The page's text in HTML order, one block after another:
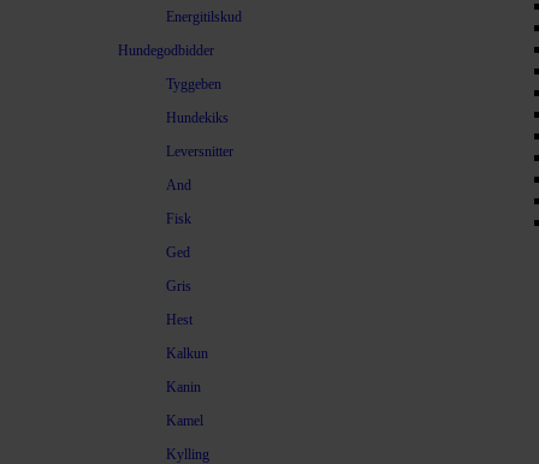
Energitilskud
Hundegodbidder
Tyggeben
Hundekiks
Leversnitter
And
Fisk
Ged
Gris
Hest
Kalkun
Kanin
Kamel
Kylling